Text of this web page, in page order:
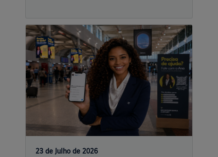
23 de Julho de 2026